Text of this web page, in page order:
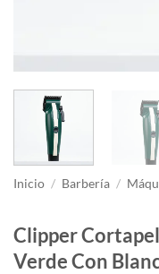
Inicio / Barbería /
Clipper
Verde Con